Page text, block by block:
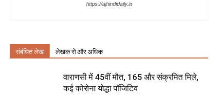
https://ajhindidaily.in
संबंधित लेख लेखक से और अधिक
वाराणसी में 45वीं मौत, 165 और संक्रमित मिले,
कई कोरोना योद्धा पॉजिटिव